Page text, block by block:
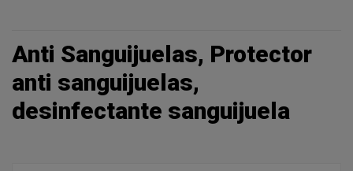
Anti Sanguijuelas, Protector
anti sanguijuelas,
desinfectante sanguijuela